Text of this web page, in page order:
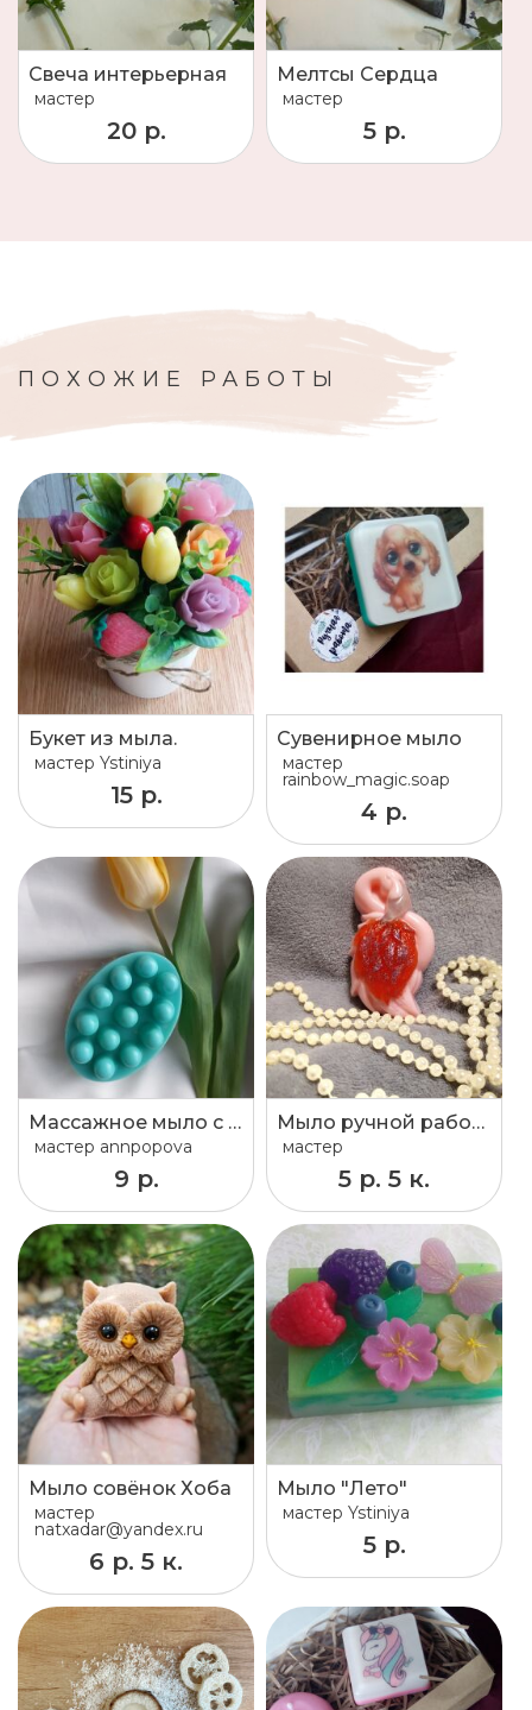
Свеча интерьерная
мастер
20 р.
Мелтсы Сердца
мастер
5 р.
ПОХОЖИЕ РАБОТЫ
Букет из мыла.
мастер Ystiniya
15 р.
Сувенирное мыло
мастер
rainbow_magic.soap
4 р.
Массажное мыло с люфой
мастер annpopova
9 р.
Мыло ручной работы Розовый Фламинго
мастер
5 р. 5 к.
Мыло совёнок Хоба
мастер
natxadar@yandex.ru
6 р. 5 к.
Мыло "Лето"
мастер Ystiniya
5 р.